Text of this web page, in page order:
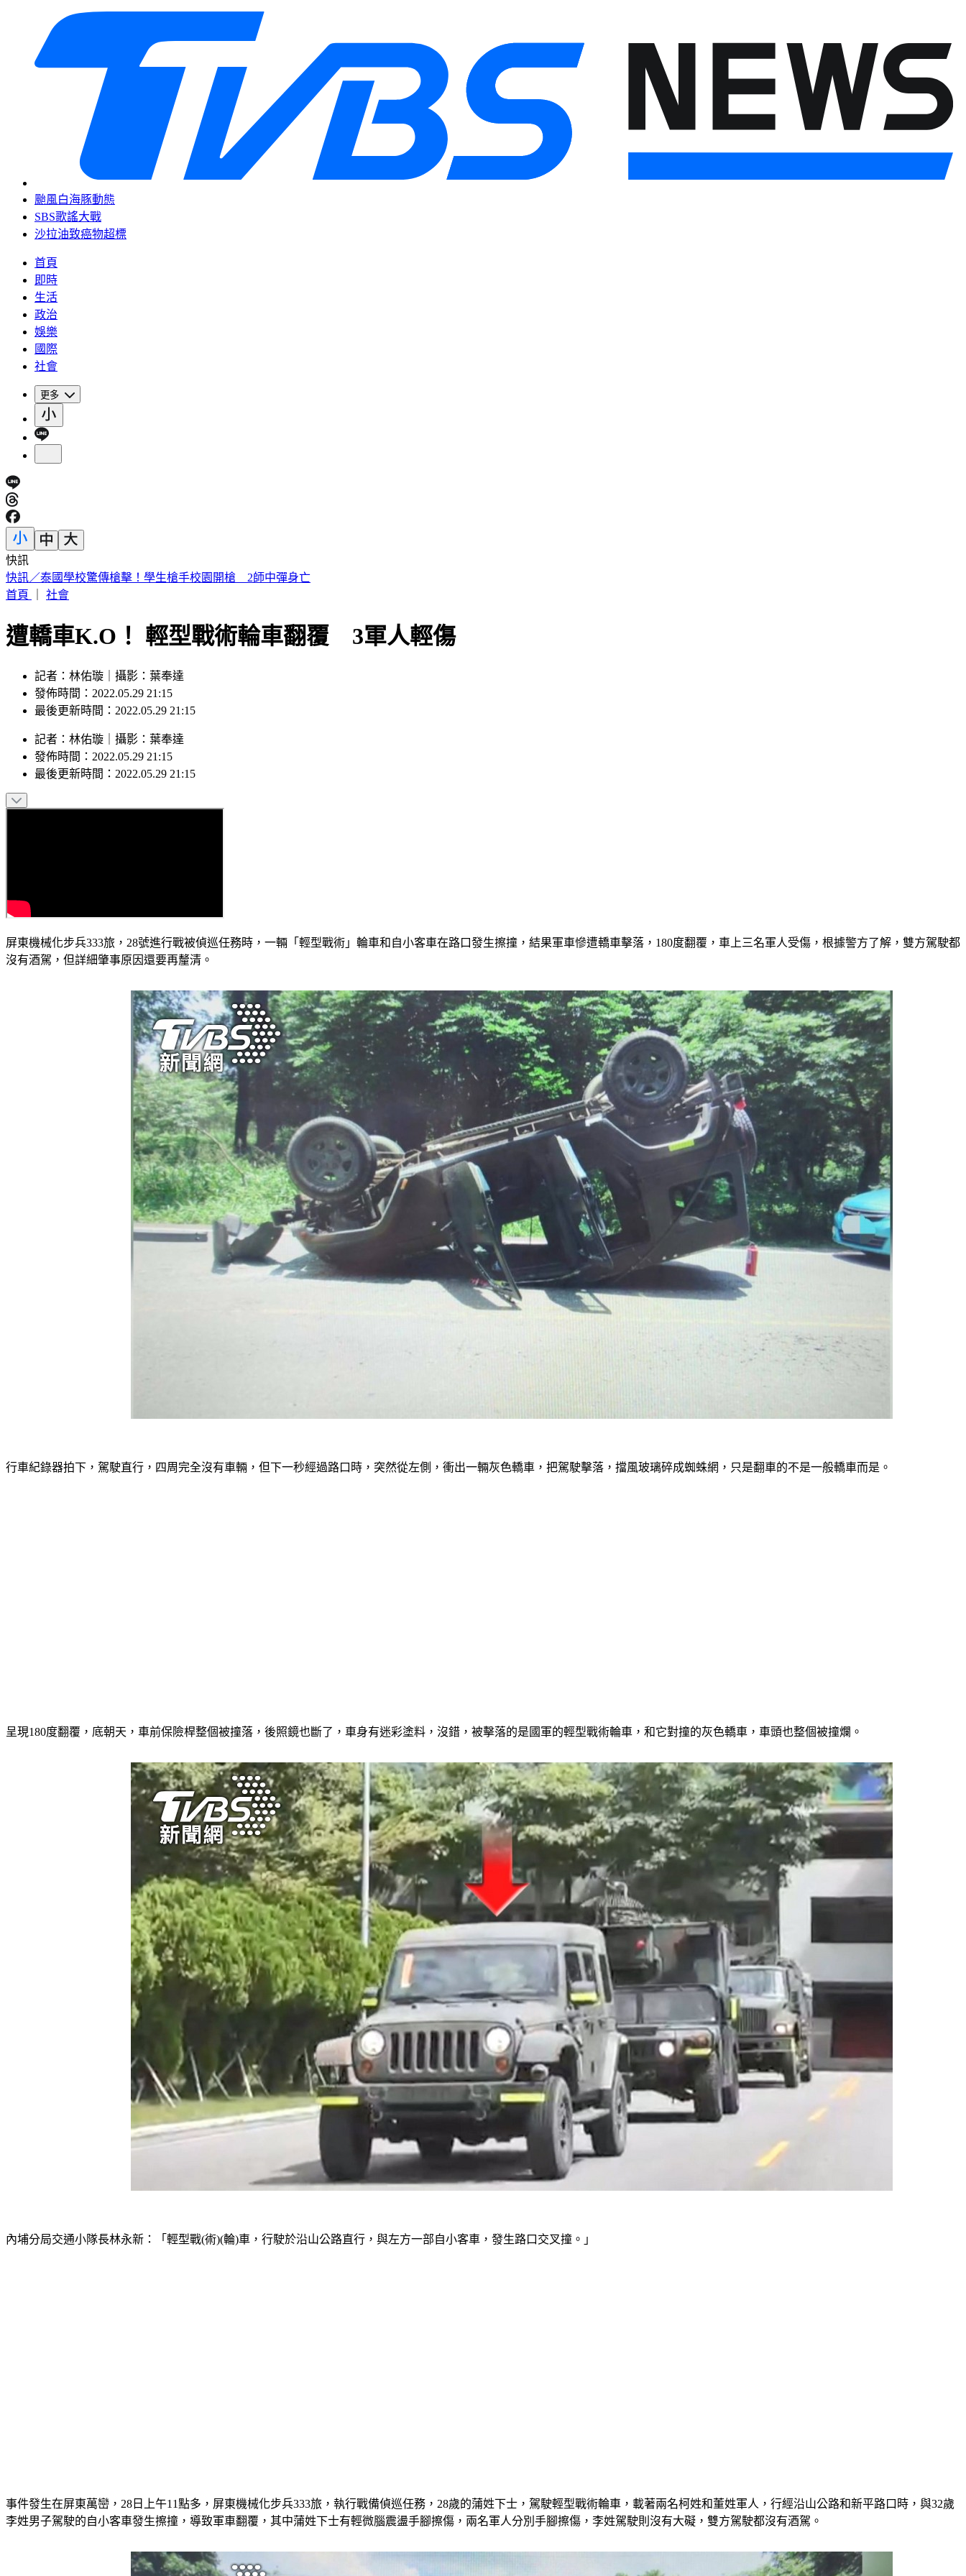
颱風白海豚動態
SBS歌謠大戰
沙拉油致癌物超標
首頁
即時
生活
政治
娛樂
國際
社會
更多
快訊
王凱靈堂曝光！黑色郵筒藏思念 70歲母缺席原因超催淚
首頁
社會
遭轎車K.O！ 輕型戰術輪車翻覆 3軍人輕傷
記者：林佑璇｜攝影：葉奉達
發佈時間：2022.05.29 21:15
最後更新時間：2022.05.29 21:15
記者 ： 林佑璇 攝影 ： 葉奉達
發佈時間： 2022.05.29 21:15
最後更新時間： 2022.05.29 21:15
屏東機械化步兵333旅，28號進行戰被偵巡任務時，一輛「輕型戰術」輪車和自小客車在路口發生擦撞，結果軍車慘遭轎車擊落，180度翻覆，車上三名軍人受傷，根據警方了解，雙方駕駛都
沒有酒駕，但詳細肇事原因還要再釐清。
行車紀錄器拍下，駕駛直行，四周完全沒有車輛，但下一秒經過路口時，突然從左側，衝出一輛灰色轎車，把駕駛擊落，擋風玻璃碎成蜘蛛網，只是翻車的不是一般轎車而是。
呈現180度翻覆，底朝天，車前保險桿整個被撞落，後照鏡也斷了，車身有迷彩塗料，沒錯，被擊落的是國軍的輕型戰術輪車，和它對撞的灰色轎車，車頭也整個被撞爛。
內埔分局交通小隊長林永新：「輕型戰(術)(輪)車，行駛於沿山公路直行，與左方一部自小客車，發生路口交叉撞。」
事件發生在屏東萬巒，28日上午11點多，屏東機械化步兵333旅，執行戰備偵巡任務，28歲的蒲姓下士，駕駛輕型戰術輪車，載著兩名柯姓和董姓軍人，行經沿山公路和新平路口時，與32歲
李姓男子駕駛的自小客車發生擦撞，導致軍車翻覆，其中蒲姓下士有輕微腦震盪手腳擦傷，兩名軍人分別手腳擦傷，李姓駕駛則沒有大礙，雙方駕駛都沒有酒駕。